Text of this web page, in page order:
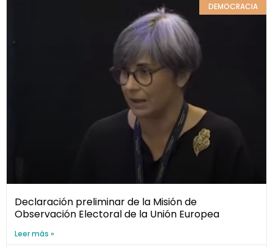
DEMOCRACIA
Declaración preliminar de la Misión de
Observación Electoral de la Unión Europea
Leer más »